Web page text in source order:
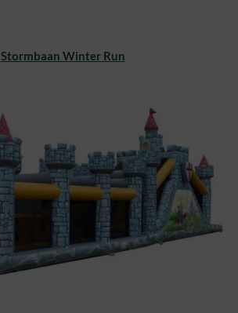
Stormbaan Winter Run